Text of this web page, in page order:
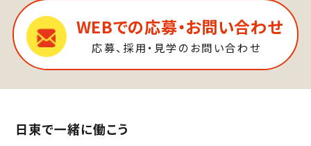
WEBでの応募・お問い合わせ
応募、採用・見学のお問い合わせ
日東で一緒に働こう